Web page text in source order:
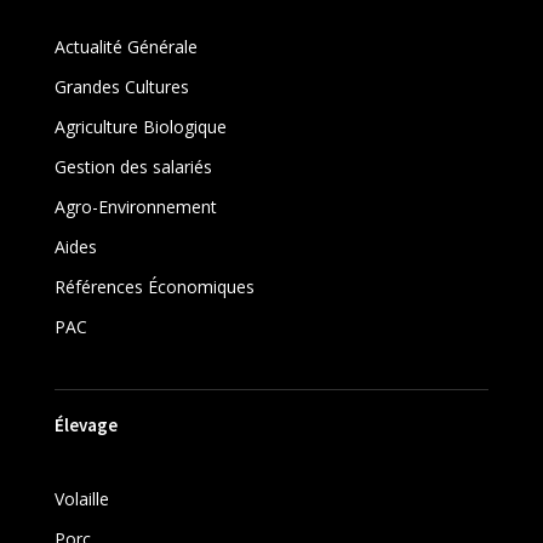
Actualité Générale
Grandes Cultures
Agriculture Biologique
Gestion des salariés
Agro-Environnement
Aides
Références Économiques
PAC
Élevage
Volaille